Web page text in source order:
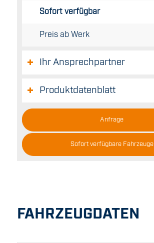
Sofort verfügbar
Preis ab Werk
Ihr Ansprechpartner
Produktdatenblatt
Anfrage
Sofort verfügbare Fahrzeuge
FAHRZEUGDATEN